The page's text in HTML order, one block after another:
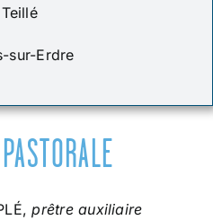
Teillé
sur-Erdre
prêtre auxiliaire